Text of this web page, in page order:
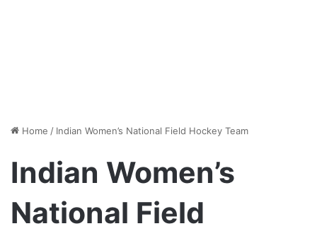
Home / Indian Women’s National Field Hockey Team
Indian Women’s
National Field